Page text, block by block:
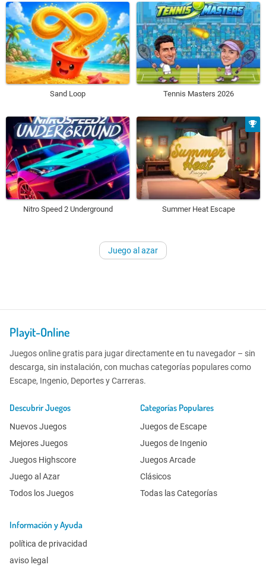
Sand Loop Tennis Masters 2026
Nitro Speed 2 Underground Summer Heat Escape
Juego al azar
Playit-Online
Juegos online gratis para jugar directamente en tu navegador – sin
descarga, sin instalación, con muchas categorías populares como
Escape, Ingenio, Deportes y Carreras.
Descubrir Juegos
Nuevos Juegos
Mejores Juegos
Juegos Highscore
Juego al Azar
Todos los Juegos
Categorías Populares
Juegos de Escape
Juegos de Ingenio
Juegos Arcade
Clásicos
Todas las Categorías
Información y Ayuda
política de privacidad
aviso legal